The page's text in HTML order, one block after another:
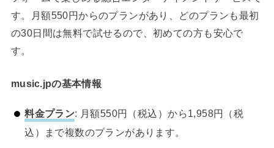
す。月額550円からのプランがあり、どのプランも最初
の30日間は無料で試せるので、初めての方も安心で
す。
music.jpの基本情報
料金プラン: 月額550円（税込）から1,958円（税
込）まで複数のプランがあります。